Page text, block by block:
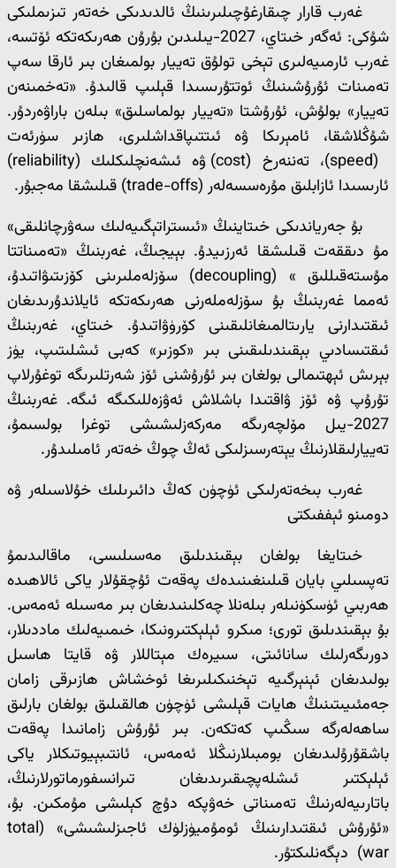
غەرب قارار چىقارغۇچىلىرىنىڭ ئالدىدىكى خەتەر تىزىملىكى
شۇكى: ئەگەر خىتاي، 2027-يىلىدىن بۇرۇن ھەرىكەتكە ئۆتسە،
غەرب ئارمىيەلىرى تېخى تولۇق تەييار بولمىغان بىر ئارقا سەپ
تەمىنات ئۇرۇشىنىڭ ئوتتۇرىسىدا قېلىپ قالىدۇ. «تەخمىنەن
تەييار» بولۇش، ئۇرۇشتا «تەييار بولماسلىق» بىلەن باراۋەردۇر.
شۇڭلاشقا، ئامېرىكا ۋە ئىتتىپاقداشلىرى، ھازىر سۈرئەت
(speed)، تەننەرخ (cost) ۋە ئىشەنچلىكلىك (reliability)
ئارىسىدا ئازابلىق مۇرەسسەلەر (trade-offs) قىلىشقا مەجبۇر.
بۇ جەرياندىكى خىتاينىڭ «ئىستراتېگىيەلىك سەۋرچانلىقى»
مۇ دىققەت قىلىشقا ئەرزىيدۇ. بېيجىڭ، غەربنىڭ «تەمىناتتا
مۇستەقىللىق » (decoupling) سۆزلەملىرىنى كۆزىتىۋاتىدۇ،
ئەمما غەربنىڭ بۇ سۆزلەملەرنى ھەرىكەتكە ئايلاندۇرىدىغان
ئىقتىدارنى يارىتالمىغانلىقىنى كۆرۈۋاتىدۇ. خىتاي، غەربنىڭ
ئىقتىسادىي بېقىندىلىقىنى بىر «كوزىر» كەبى ئىشلىتىپ، يۈز
بېرىش ئېھتىمالى بولغان بىر ئۇرۇشنى ئۆز شەرتلىرىگە توغۇرلاپ
تۇرۇپ ۋە ئۆز ۋاقتىدا باشلاش ئەۋزەللىكىگە ئىگە. غەربنىڭ
2027-يىل مۆلچەرىگە مەركەزلىشىشى توغرا بولسىمۇ،
تەييارلىقلارنىڭ يېتەرسىزلىكى ئەڭ چوڭ خەتەر ئامىلىدۇر.
غەرب بىخەتەرلىكى ئۈچۈن كەڭ دائىرىلىك خۇلاسىلەر ۋە
دومىنو ئېففىكتى
خىتايغا بولغان بېقىندىلىق مەسىلىسى، ماقالىدىمۇ
تەپسىلىي بايان قىلىنغىنىدەك پەقەت ئۇچقۇلار ياكى ئالاھىدە
ھەربىي ئۈسكۈنىلەر بىلەنلا چەكلىنىدىغان بىر مەسىلە ئەمەس.
بۇ بېقىندىلىق تورى؛ مىكرو ئېلېكتىرونىكا، خىمىيەلىك ماددىلار،
دورىگەرلىك سانائىتى، سىيرەك مېتاللار ۋە قايتا ھاسىل
بولىدىغان ئېنېرگىيە تېخنىكىلىرىغا ئوخشاش ھازىرقى زامان
جەمئىيىتىنىڭ ھايات قېلىشى ئۈچۈن ھالقىلىق بولغان بارلىق
ساھەلەرگە سىڭىپ كەتكەن. بىر ئۇرۇش زامانىدا پەقەت
باشقۇرۇلىدىغان بومبىلارنىڭلا ئەمەس، ئانتىبېيوتىكلار ياكى
ئېلېكتىر ئىشلەپچىقىرىدىغان تىرانسفورماتورلارنىڭ،
باتارىيەلەرنىڭ تەمىناتى خەۋپكە دۇچ كېلىشى مۇمكىن. بۇ،
«ئۇرۇش ئىقتىدارىنىڭ ئومۇميۈزلۈك ئاجىزلىشىشى» (total
war) دېگەنلىكتۇر.